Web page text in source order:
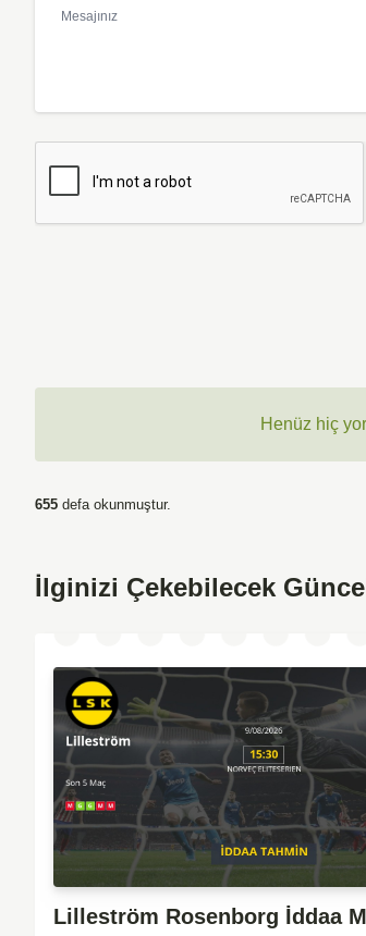
Henüz hiç
655 defa okunmuştur.
İlginizi Çekebilecek
Lilleström Rosenborg İddaa